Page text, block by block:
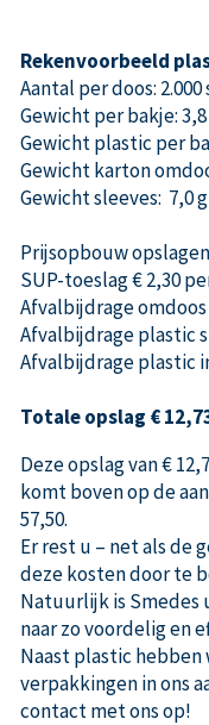
Rekenvoorbeeld
Aantal per doos:
Gewicht per bakje:
Gewicht plastic per
Gewicht karton
Gewicht sleeves: 7,0
Prijsopbouw
SUP-toeslag € 2,30
Afvalbijdrage omdoos
Afvalbijdrage plastic
Afvalbijdrage plastic
Totale opslag €
Deze opslag van €
komt boven op de
57,50.
Er rest u – net als de
deze kosten door te
Natuurlijk is Smedes
naar zo voordelig en
Naast plastic
verpakkingen in ons
contact met ons op!